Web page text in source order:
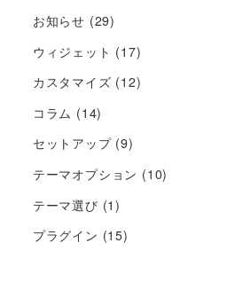
お知らせ (29)
ウィジェット (17)
カスタマイズ (12)
コラム (14)
セットアップ(9)
テーマオプション (10)
テーマ選び (1)
プラグイン (15)